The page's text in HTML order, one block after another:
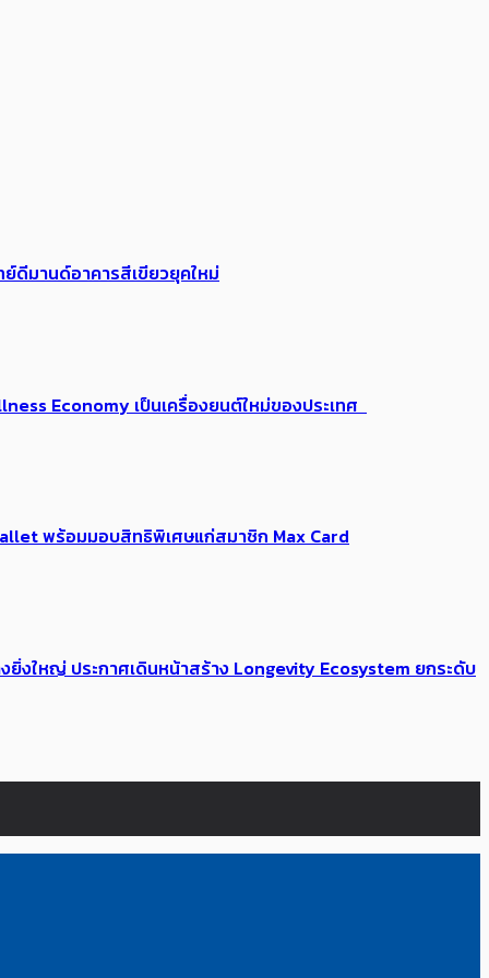
ย์ดีมานด์อาคารสีเขียวยุคใหม่
Economy เป็นเครื่องยนต์ใหม่ของประเทศ
พร้อมมอบสิทธิพิเศษแก่สมาชิก Max Card
งใหญ่ ประกาศเดินหน้าสร้าง Longevity Ecosystem ยกระดับ